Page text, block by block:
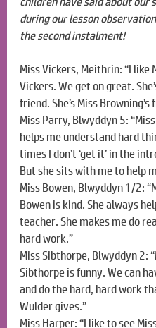
during our lesson
the second instalment!
Miss Vickers, Meithrin: “I like
Vickers. We get on great.
friend. She’s Miss
Miss Parry, Blwyddyn 5:
helps me understand hard
times I don’t ‘get it’ in the
But she sits with me to help
Miss Bowen, Blwyddyn 1/2:
Bowen is kind. She always
teacher. She makes me do
hard work.”
Miss Sibthorpe, Blwyddyn 2:
Sibthorpe is funny. We can
and do the hard, hard work
Wulder gives.”
Miss Harper: “I like to see